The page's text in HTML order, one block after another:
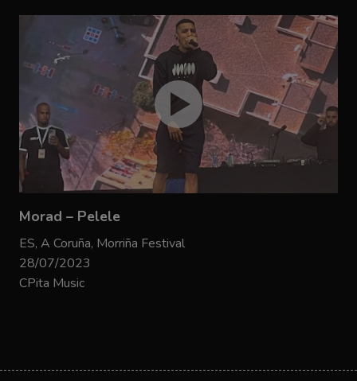
Morad – Pelele
ES, A Coruña, Morriña Festival
28/07/2023
CPita Music